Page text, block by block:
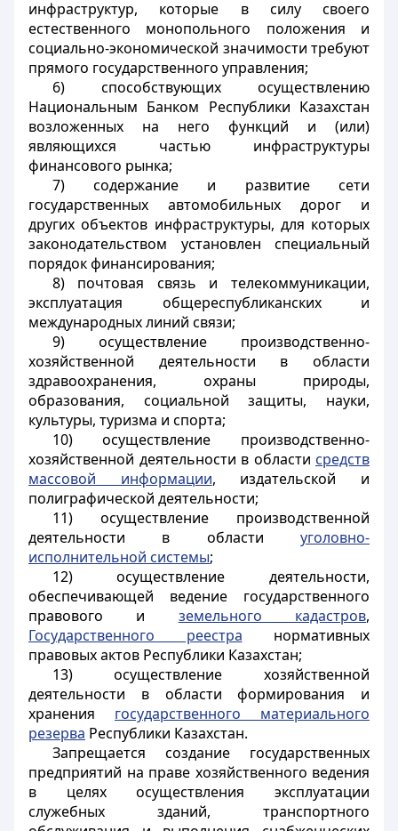
инфраструктур, которые в силу своего
естественного монопольного положения и
социально-экономической значимости требуют
прямого государственного управления;
6) способствующих осуществлению
Национальным Банком Республики Казахстан
возложенных на него функций и (или)
являющихся частью инфраструктуры
финансового рынка;
7) содержание и развитие сети
государственных автомобильных дорог и
других объектов инфраструктуры, для которых
законодательством установлен специальный
порядок финансирования;
8) почтовая связь и телекоммуникации,
эксплуатация общереспубликанских и
международных линий связи;
9) осуществление производственно-
хозяйственной деятельности в области
здравоохранения, охраны природы,
образования, социальной защиты, науки,
культуры, туризма и спорта;
10) осуществление производственно-
хозяйственной деятельности в области средств
массовой информации, издательской и
полиграфической деятельности;
11) осуществление производственной
деятельности в области уголовно-
исполнительной системы;
12) осуществление деятельности,
обеспечивающей ведение государственного
правового и земельного кадастров,
Государственного реестра нормативных
правовых актов Республики Казахстан;
13) осуществление хозяйственной
деятельности в области формирования и
хранения государственного материального
резерва Республики Казахстан.
Запрещается создание государственных
предприятий на праве хозяйственного ведения
в целях осуществления эксплуатации
служебных зданий, транспортного